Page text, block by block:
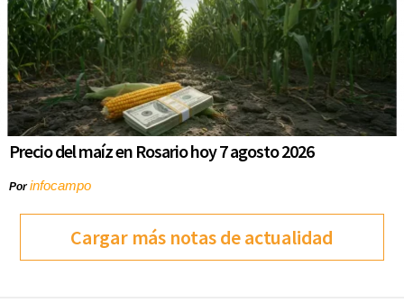
Precio del maíz en Rosario hoy 7 agosto 2026
Porinfocampo
Cargar más notas de actualidad